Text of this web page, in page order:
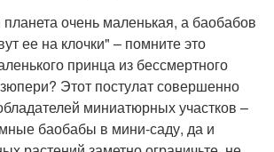
очень маленькая, а баобабов
ее на клочки" – помните это
принца из бессмертного
Этот постулат совершенно
миниатюрных участков –
баобабы в мини-саду, да и